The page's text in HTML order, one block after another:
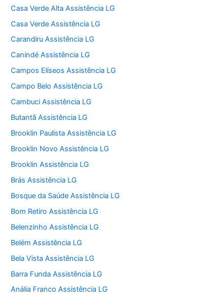
Casa Verde Alta Assistência LG
Casa Verde Assistência LG
Carandiru Assistência LG
Canindé Assistência LG
Campos Elíseos Assistência LG
Campo Belo Assistência LG
Cambuci Assistência LG
Butantã Assistência LG
Brooklin Paulista Assistência LG
Brooklin Novo Assistência LG
Brooklin Assistência LG
Brás Assistência LG
Bosque da Saúde Assistência LG
Bom Retiro Assistência LG
Belenzinho Assistência LG
Belém Assistência LG
Bela Vista Assistência LG
Barra Funda Assistência LG
Anália Franco Assistência LG